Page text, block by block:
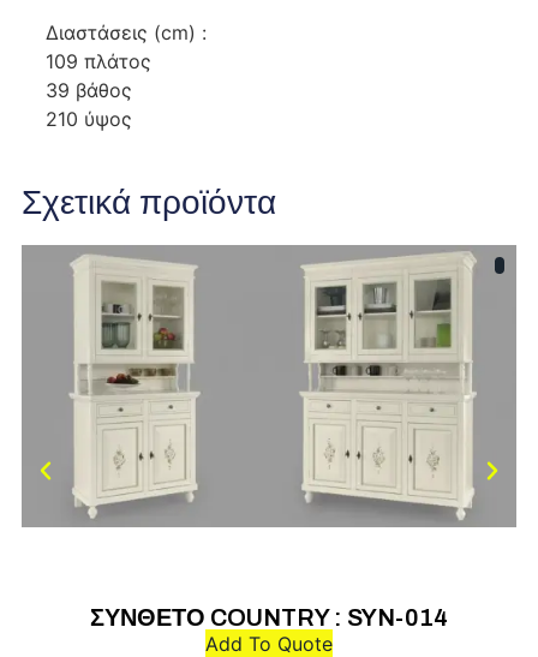
Διαστάσεις (cm) :
109 πλάτος
39 βάθος
210 ύψος
Σχετικά προϊόντα
ΣΥΝΘΕΤΟ COUNTRY : SYN-014
Add To Quote